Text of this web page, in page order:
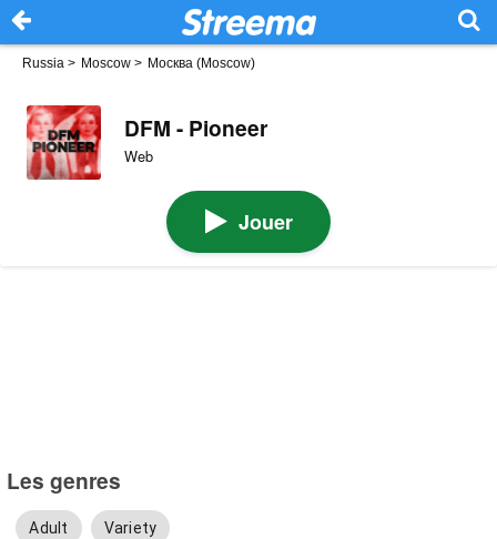
Russia > Moscow > Москва (Moscow)
DFM - Pioneer
Web
Jouer
Les genres
Adult Variety